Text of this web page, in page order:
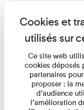
Ce site web
cookies déposés
partenaires
proposer : la
d’audience
l’amélioration